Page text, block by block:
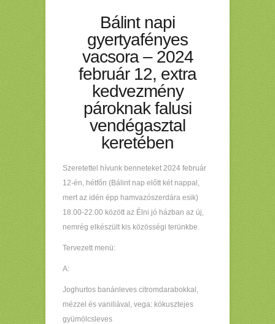
Bálint napi
gyertyafényes
vacsora – 2024
február 12, extra
kedvezmény
pároknak falusi
vendégasztal
keretében
Szeretettel hívunk benneteket 2024 február
12-én, hétfőn (Bálint nap előtt két nappal,
mert az idén épp hamvazószerdára esik)
18.00-22.00 között az Élni jó házban az új,
nemrég elkészült kis közösségi terünkbe.
Tervezett menü:
A:
Joghurtos banánleves citromdarabokkal,
mézzel és vaniliával, vega: kókusztejes
gyümölcsleves